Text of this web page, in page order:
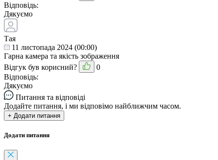
Відповідь:
Дякуємо
Тая
11 листопада 2024 (00:00)
Гарна камера та якість зображення
Відгук був корисний?
0
Відповідь:
Дякуємо
Питання та відповіді
Додайте питання, і ми відповімо найближчим часом.
+ Додати питання
Додати питання